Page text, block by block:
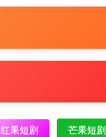
红果短剧 芒果短剧